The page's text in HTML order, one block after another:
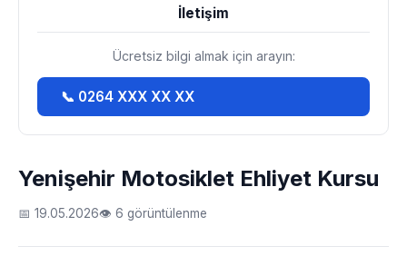
Yenişehir Motosiklet Ehliyet Kursu
📅 19.05.2026👁 6 görüntülenme
İletişim
Ücretsiz bilgi almak için arayın:
📞 0264 XXX XX XX